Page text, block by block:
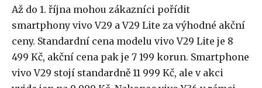
Až do 1. října mohou zákazníci pořídit
smartphony vivo V29 a V29 Lite za výhodné akční
ceny. Standardní cena modelu vivo V29 Lite je 8
499 Kč, akční cena pak je 7 199 korun. Smartphone
vivo V29 stojí standardně 11 999 Kč, ale v akci